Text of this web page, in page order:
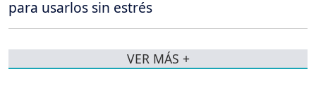
para usarlos sin estrés
VER MÁS +